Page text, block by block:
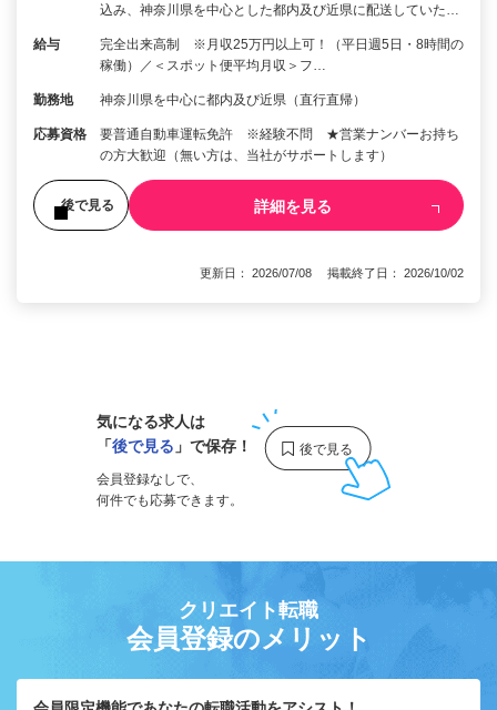
込み、神奈川県を中心とした都内及び近県に配送していた…
給与
完全出来高制 ※月収25万円以上可！（平日週5日・8時間の
稼働）／＜スポット便平均月収＞フ…
勤務地 神奈川県を中心に都内及び近県（直行直帰）
応募資格
要普通自動車運転免許 ※経験不問 ★営業ナンバーお持ち
の方大歓迎（無い方は、当社がサポートします）
後で見る 詳細を見る
更新日： 2026/07/08 掲載終了日： 2026/10/02
気になる求人は
「後で見る 」で保存！
会員登録なしで、
何件でも応募できます。
クリエイト転職
会員登録のメリット